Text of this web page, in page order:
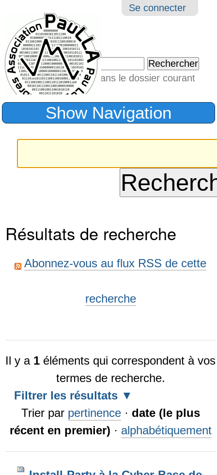
Outils
Se connecter
Chercher par
Seulement dans le dossier courant
Recherche
Show Navigation
Résultats de recherche
Abonnez-vous au flux RSS de cette
recherche
Il y a 1 éléments qui correspondent à vos
termes de recherche.
Filtrer les résultats
Trier par pertinence · date (le plus
récent en premier) · alphabétiquement